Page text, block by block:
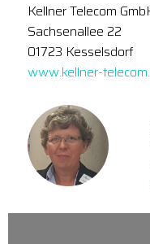
Kellner Telecom
Sachsenallee 22
01723 Kesselsdorf
www.kellner-